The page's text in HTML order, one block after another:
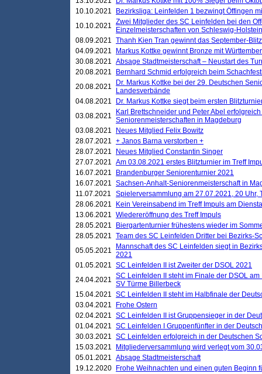
10.10.2021
Bezirksliga: Leinfelden 1 bezwingt Öffingen
10.10.2021 Zwei Mitglieder des SC Leinfelden bei den
Einzelmeisterschaften von Schleswig-
08.09.2021 Thanh Kien Tran gewinnt das September-
04.09.2021
Markus Kottke gewinnt Bronze mit
30.08.2021 Absage Stadtmeisterschaft – Neustart des
20.08.2021
Bernhard Schmid erfolgreich beim
20.08.2021
Dr. Markus Kottke bei der 29. Deutschen
Landesverbände
04.08.2021
Dr. Markus Kottke siegt beim ersten
03.08.2021
Karl Brettschneider und Peter Abel
Seniorenmeisterschaften in Magdeburg
03.08.2021
Neues Mitglied Felix Bowitz
28.07.2021 + Janos Barna verstorben +
28.07.2021
Neues Mitglied Constantin Singer
27.07.2021 Am 03.08.2021 erstes Blitzturnier im Treff
16.07.2021
Brandenburger Seniorenturnier 2021
16.07.2021 Sachsen-Anhalt-Seniorenmeisterschaft in
11.07.2021
Spielerversammlung am 27.07.2021, 20 Uhr,
28.06.2021
Kein Vereinsabend im Treff Impuls am
13.06.2021 Wiedereröffnung des Treff Impuls
28.05.2021
Biergartenturnier frühestens wieder im
28.05.2021 Team des SC Leinfelden Dritter bei Bezirks-
05.05.2021
Mannschaft des SC Leinfelden siegt in
2021
01.05.2021 SC Leinfelden II ist Zweiter der DSOL 2021
24.04.2021 SC Leinfelden II steht im Finale der DSOL
SV Türme Billerbeck
15.04.2021 SC Leinfelden II steht im Halbfinale der
03.04.2021
Frohe Ostern
02.04.2021 SC Leinfelden II ist Gruppensieger in der
01.04.2021 SC Leinfelden I Gruppenfünfter in der
30.03.2021 SC Leinfelden erfolgreich in der Deutschen
15.03.2021
Mitgliederversammlung wird verlegt vom
05.01.2021 Absage Stadtmeisterschaft
19.12.2020
Frohe Weihnachten und einen guten Beginn